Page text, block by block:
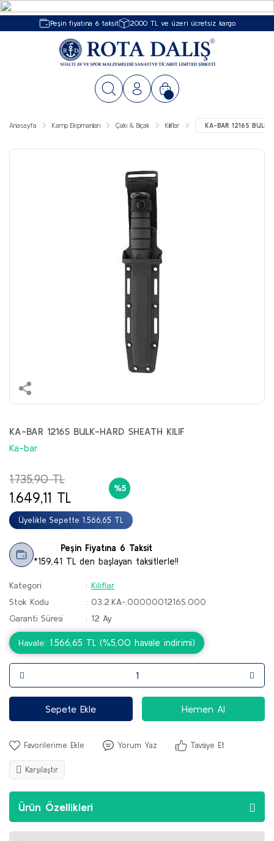
Peşin fiyatına 6 taksit 2000 TL ve üzeri ücretsiz kargo
Anasayfa Kamp Ekipmanları Çakı & Bıçak Kılıflar KA-BAR 1216S BULK-
KA-BAR 1216S BULK-HARD SHEATH KILIF
Ka-bar
1.735,90 TL
1.649,11 TL
Üyelikle Sepette 1.566,65 TL
%5
Peşin Fiyatına 6 Taksit
*159,41 TL den başlayan taksitlerle!!
Kategori
Kılıflar
Stok Kodu
03.2.KA-.0000001216S.000
Garanti Süresi
12 Ay
Havale 1.566,65 TL (%5,00 havale indirimi)
Sepete Ekle Hemen Al
Yorum Yaz Tavsiye Et
Karşılaştır
Ürün Özellikleri